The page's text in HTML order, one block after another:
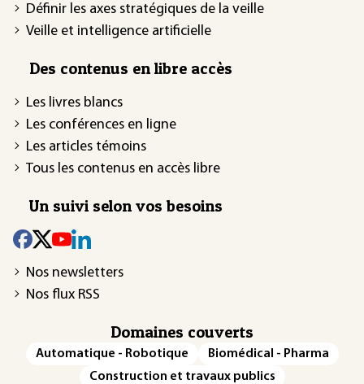
Définir les axes stratégiques de la veille
Veille et intelligence artificielle
Des contenus en libre accès
Les livres blancs
Les conférences en ligne
Les articles témoins
Tous les contenus en accès libre
Un suivi selon vos besoins
Nos newsletters
Nos flux RSS
Domaines couverts
Automatique - Robotique
Biomédical - Pharma
Construction et travaux publics